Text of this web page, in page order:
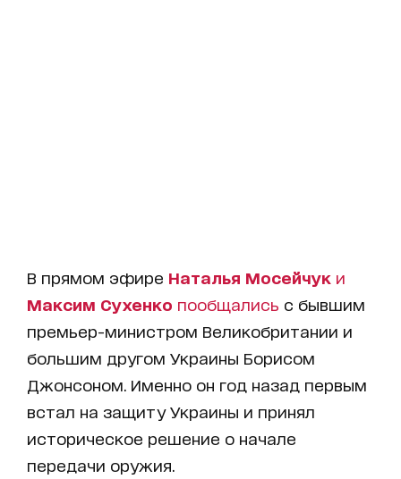
В прямом эфире Наталья Мосейчук и
Максим Сухенко пообщались с бывшим
премьер-министром Великобритании и
большим другом Украины Борисом
Джонсоном. Именно он год назад первым
встал на защиту Украины и принял
историческое решение о начале
передачи оружия.